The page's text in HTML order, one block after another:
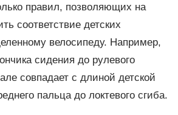
правил, позволяющих на
соответствие детских
велосипеду. Например,
сидения до рулевого
совпадает с длиной детской
пальца до локтевого сгиба.